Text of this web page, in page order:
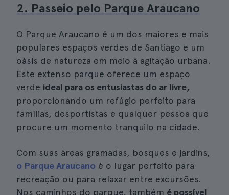
2. Passeio pelo Parque Araucano
O Parque Araucano é um dos maiores e mais
populares espaços verdes de Santiago e um
oásis de natureza em meio à agitação urbana.
Este extenso parque oferece um espaço
verde ideal para os entusiastas do ar livre,
proporcionando um refúgio perfeito para
famílias, desportistas e qualquer pessoa que
procure um momento tranquilo na cidade.
Com suas áreas gramadas, bosques e jardins,
o Parque Araucano é o lugar perfeito para
recreação ou para relaxar entre excursões.
Nos caminhos do parque, também é possível